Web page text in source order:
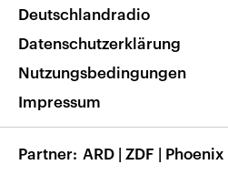
Nachrichten App
Frequenzen
Veranstaltungen
Musikliste
RSS
Barrierefreiheit
Deutschlandradio
Datenschutzerklärung
Nutzungsbedingungen
Impressum
Partner ARD | ZDF | Phoenix